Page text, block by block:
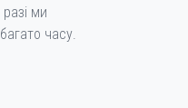
ми
часу.